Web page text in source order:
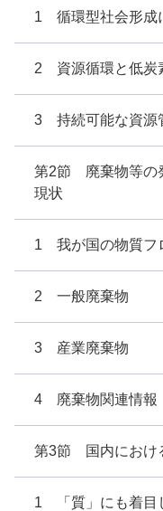
1 循環型社会形成
2 資源循環と低炭
3 持続可能な資源
第2節 廃棄物等の
現状
1 我が国の物質フ
2 一般廃棄物
3 産業廃棄物
4 廃棄物関連情報
第3節 国内におけ
1 「質」にも着目